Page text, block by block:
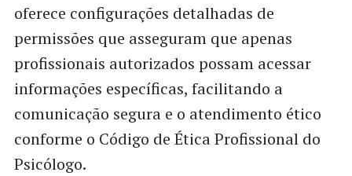
oferece configurações detalhadas de
permissões que asseguram que apenas
profissionais autorizados possam acessar
informações específicas, facilitando a
comunicação segura e o atendimento ético
conforme o Código de Ética Profissional do
Psicólogo.